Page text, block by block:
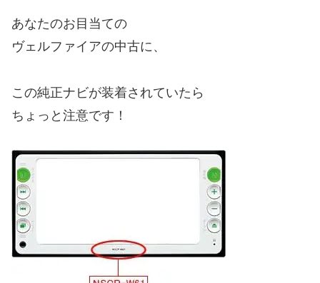
あなたのお目当ての
ヴェルファイアの中古に、
この純正ナビが装着されていたら
ちょっと注意です！